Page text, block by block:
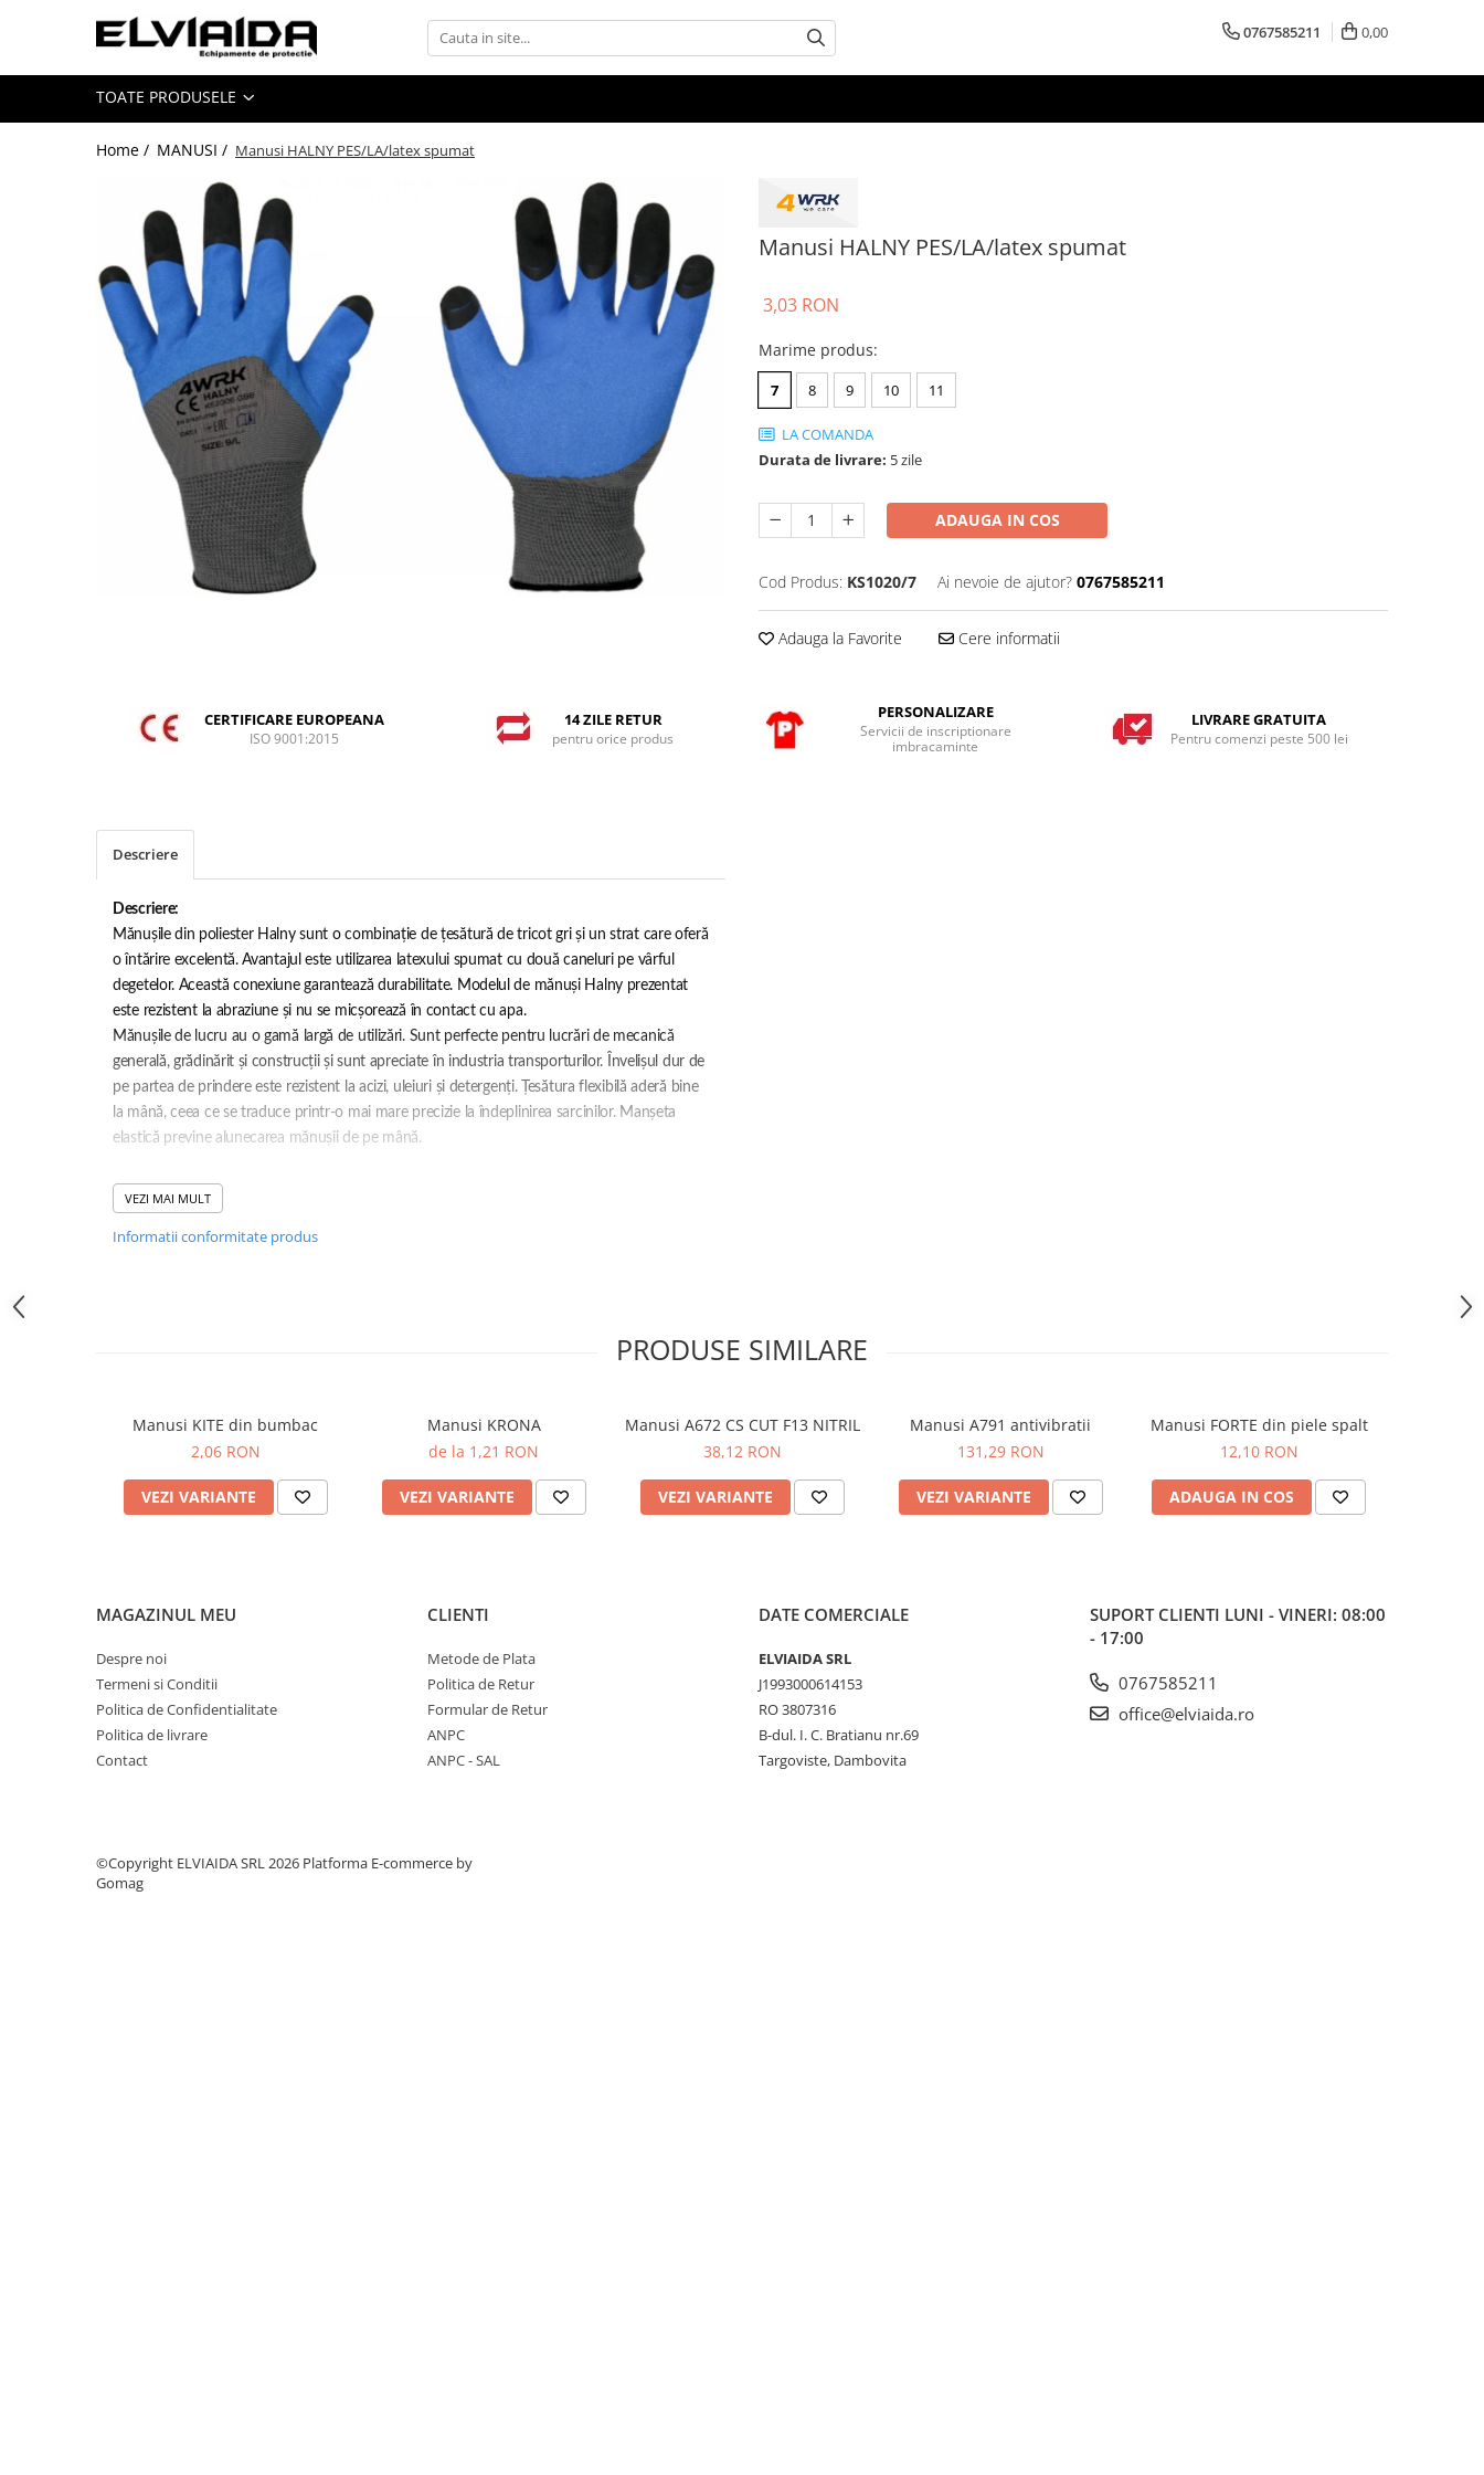
Toate Produsele
IMBRACAMINTE
IMBRACAMINTE DE LUCRU
IMBRACAMINTE REFLECTORIZANTA
IMBRACAMINTE DE IARNA
IMBRACAMINTE IMPERMEABILA
UNICA FOLOSINTA
IMBRACAMINTE ESD
IMBRACAMINTE IGNIFUGATA,
COMBINEZOANE, HALATE
IMBRACAMINTE ANTICHIMICA |
HANORACE
INCALTAMINTE
SANDALE-SABOTI
RISCURI MINIME
PROTECTIE MECANICA
PROTECTIE CHIMICA
PROTECTIE LA IMPACT
PROTECTIE AUDITIVA
TRICOURI POLO
PROSOAPE
MASTI DE SUDURA
0767585211 0,00
TOATE PRODUSELE
Home / MANUSI / Manusi HALNY PES/LA/latex spumat
Manusi HALNY PES/LA/latex spumat
3,03 RON
Marime produs:
7 8 9 10 11
LA COMANDA
Durata de livrare: 5 zile
ADAUGA IN COS
Cod Produs: KS1020/7 Ai nevoie de ajutor? 0767585211
Adauga la Favorite Cere informatii
CERTIFICARE EUROPEANA
ISO 9001:2015
14 ZILE RETUR
pentru orice produs
PERSONALIZARE
Servicii de inscriptionare
imbracaminte
LIVRARE GRATUITA
Pentru comenzi peste 500 lei
Descriere
Descriere:
Mănușile din poliester Halny sunt o combinație de țesătură de tricot gri și un strat care oferă
o întărire excelentă. Avantajul este utilizarea latexului spumat cu două caneluri pe vârful
degetelor. Această conexiune garantează durabilitate. Modelul de mănuși Halny prezentat
este rezistent la abraziune și nu se micșorează în contact cu apa.
Mănușile de lucru au o gamă largă de utilizări. Sunt perfecte pentru lucrări de mecanică
generală, grădinărit și construcții și sunt apreciate în industria transporturilor. Învelișul dur de
pe partea de prindere este rezistent la acizi, uleiuri și detergenți. Țesătura flexibilă aderă bine
la mână, ceea ce se traduce printr-o mai mare precizie la îndeplinirea sarcinilor. Manșeta
elastică previne alunecarea mănușii de pe mână.
Caracteristică:
Compozitie [%]: Poliester, latex
Greutate suprafata [g/m2]: 22g/manusa
VEZI MAI MULT
Informatii conformitate produs
PRODUSE SIMILARE
Manusi KITE din bumbac
2,06 RON
VEZI VARIANTE
Manusi KRONA
de la 1,21 RON
VEZI VARIANTE
Manusi A672 CS CUT F13 NITRIL
38,12 RON
VEZI VARIANTE
Manusi A791 antivibratii
131,29 RON
VEZI VARIANTE
Manusi FORTE din piele spalt
12,10 RON
ADAUGA IN COS
MAGAZINUL MEU
Despre noi
Termeni si Conditii
Politica de Confidentialitate
Politica de livrare
Contact
CLIENTI
Metode de Plata
Politica de Retur
Formular de Retur
ANPC
ANPC - SAL
DATE COMERCIALE
ELVIAIDA SRL
J1993000614153
RO 3807316
B-dul. I. C. Bratianu nr.69
Targoviste, Dambovita
SUPORT CLIENTI LUNI - VINERI: 08:00
- 17:00
0767585211
office@elviaida.ro
©Copyright ELVIAIDA SRL 2026 Platforma E-commerce by
Gomag